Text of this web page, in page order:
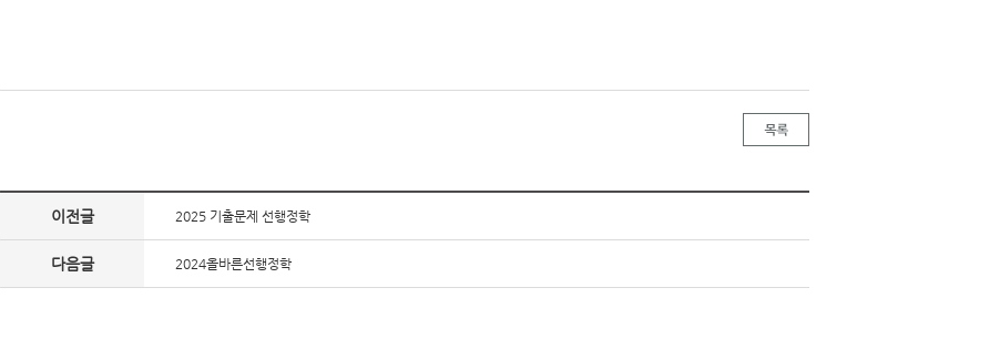
이전글 2025 기출문제 선행정학
다음글 2024올바른선행정학